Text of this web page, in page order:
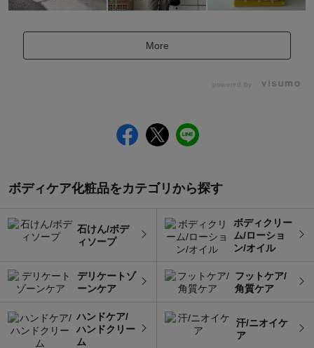
More
powered by
ボディケア化粧品をカテゴリから探す
石けん/ボデ
ィソープ
ボディクリー
ム/ローショ
ン/オイル
デリケートゾ
ーンケア
フットケア/
角質ケア
ハンドケア/
ハンドクリー
ム
汗/ニオイケ
ア